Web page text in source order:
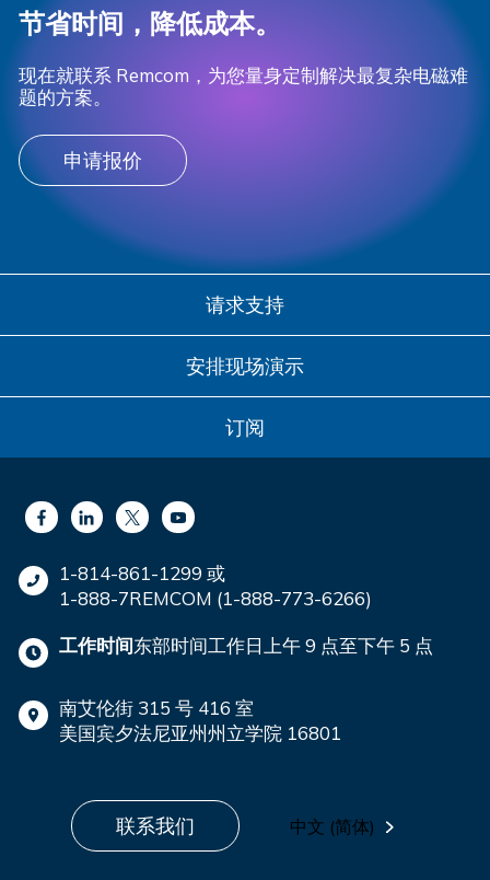
节省时间，降低成本。
现在就联系 Remcom，为您量身定制解决最复杂电磁难
题的方案。
申请报价
请求支持
安排现场演示
订阅
1-814-861-1299 或
1-888-7REMCOM (1-888-773-6266)
工作时间东部时间工作日上午 9 点至下午 5 点
南艾伦街 315 号 416 室
美国宾夕法尼亚州州立学院 16801
联系我们 中文 (简体)